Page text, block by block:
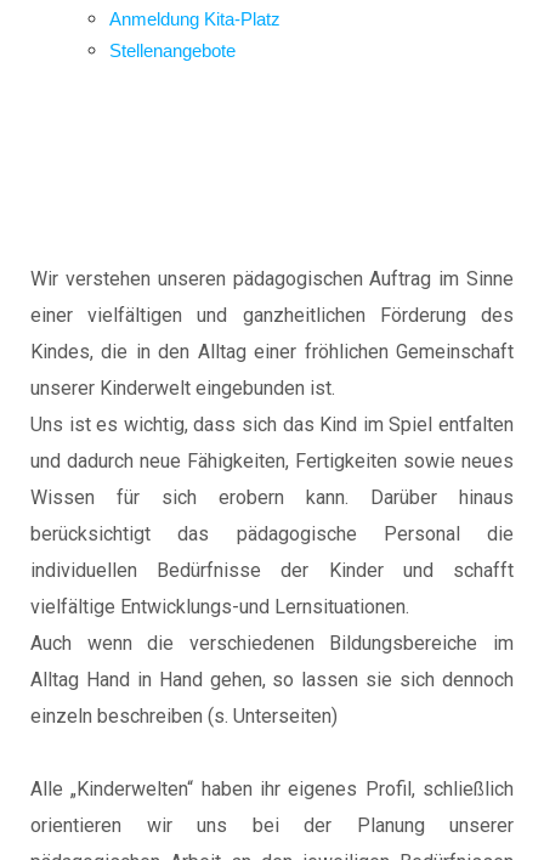
Anmeldung Kita-Platz
Stellenangebote
Wir verstehen unseren pädagogischen Auftrag im Sinne
einer vielfältigen und ganzheitlichen Förderung des
Kindes, die in den Alltag einer fröhlichen Gemeinschaft
unserer Kinderwelt eingebunden ist.
Uns ist es wichtig, dass sich das Kind im Spiel entfalten
und dadurch neue Fähigkeiten, Fertigkeiten sowie neues
Wissen für sich erobern kann. Darüber hinaus
berücksichtigt das pädagogische Personal die
individuellen Bedürfnisse der Kinder und schafft
vielfältige Entwicklungs-und Lernsituationen.
Auch wenn die verschiedenen Bildungsbereiche im
Alltag Hand in Hand gehen, so lassen sie sich dennoch
einzeln beschreiben (s. Unterseiten)
Alle „Kinderwelten“ haben ihr eigenes Profil, schließlich
orientieren wir uns bei der Planung unserer